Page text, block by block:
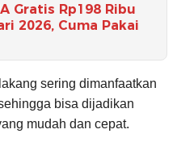
Gratis Rp198 Ribu
2026, Cuma Pakai
sering dimanfaatkan
bisa dijadikan
mudah dan cepat.